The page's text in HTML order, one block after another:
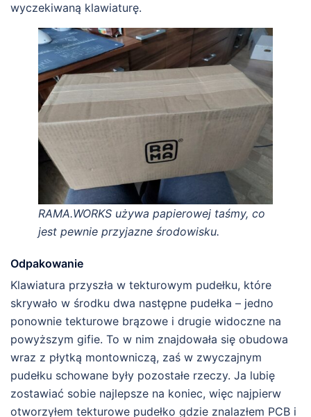
wyczekiwaną klawiaturę.
RAMA.WORKS używa papierowej taśmy, co
jest pewnie przyjazne środowisku.
Odpakowanie
Klawiatura przyszła w tekturowym pudełku, które
skrywało w środku dwa następne pudełka – jedno
ponownie tekturowe brązowe i drugie widoczne na
powyższym gifie. To w nim znajdowała się obudowa
wraz z płytką montowniczą, zaś w zwyczajnym
pudełku schowane były pozostałe rzeczy. Ja lubię
zostawiać sobie najlepsze na koniec, więc najpierw
otworzyłem tekturowe pudełko gdzie znalazłem PCB i